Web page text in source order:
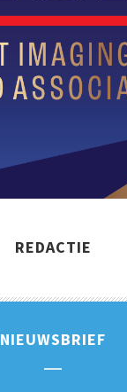
REDACTIE
NIEUWSBRIEF